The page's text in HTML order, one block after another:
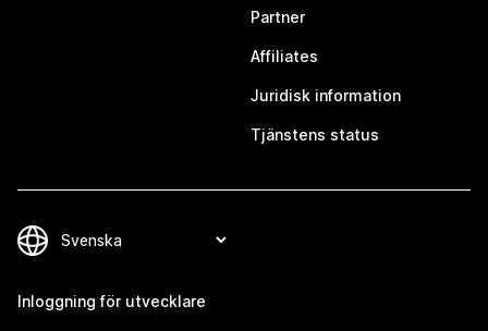
Partner
Affiliates
Juridisk information
Tjänstens status
Inloggning för utvecklare